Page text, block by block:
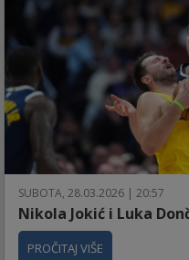
SUBOTA, 28.03.2026 | 20:57
Nikola Jokić i Luka
PROČITAJ VIŠE